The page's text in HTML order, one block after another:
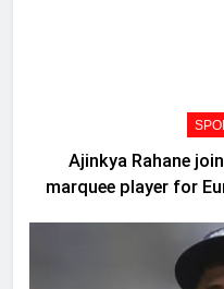
Ajinkya Rahane
marquee player for